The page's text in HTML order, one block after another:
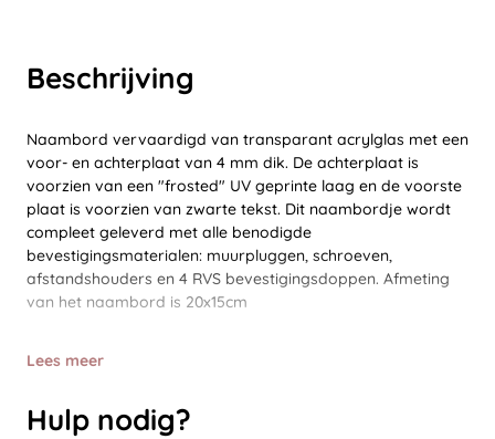
Beschrijving
Naambord vervaardigd van transparant acrylglas met een
voor- en achterplaat van 4 mm dik. De achterplaat is
voorzien van een "frosted" UV geprinte laag en de voorste
plaat is voorzien van zwarte tekst. Dit naambordje wordt
compleet geleverd met alle benodigde
bevestigingsmaterialen: muurpluggen, schroeven,
afstandshouders en 4 RVS bevestigingsdoppen. Afmeting
van het naambord is 20x15cm
Lees meer
Hulp nodig?